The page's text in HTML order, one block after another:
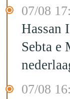
07/08
Hassan
Sebta e
07/08